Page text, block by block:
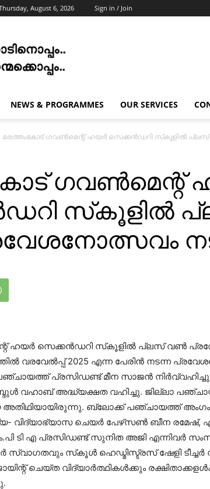
August 6, 2026 Sign in / Join
NEWS
|
KUNNAMKULAM
NEWS & PROGRAMMES OUR SERVICES
മരത്തംകോട് ഗവണ്‍മെന്റ് ഹയര്‍ സെക്കന്‍ഡറി സ്‌കൂളില്‍
ഗവണ്‍മെന്റ്
സ്‌കൂളില്‍
ഹയര്‍ സെക്കന്‍ഡറി സ്‌കൂളില്‍ പ്ലസ് വണ്‍
വരവേല്‍പ്പ് 2025 എന്ന പേരിന്‍ നടന്ന
പ്രസിഡണ്ട് മീന സാജന്‍
വഹാബ് അദ്ധ്യക്ഷത വഹിച്ചു. ജില്ലാ
ബ്ലോക്ക് പഞ്ചായത്ത് അംഗം
ചെയര്‍ പേഴ്‌സണ്‍ ബീന രമേഷ്,
ടി എ പ്രസിഡണ്ട് സുനിത അജി എന്നിവര്‍
സ്വാഗതവും സ്‌കൂള്‍ ഹെഡ്മിസ്ട്രസ് ഷേളി
ചെയ്ത വിദ്യാര്‍ത്ഥികള്‍ക്കും